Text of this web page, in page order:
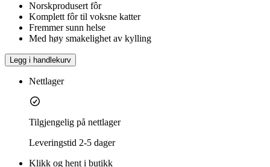
Norskprodusert fôr
Komplett fôr til voksne katter
Fremmer sunn helse
Med høy smakelighet av kylling
Legg i handlekurv
Nettlager
Tilgjengelig på nettlager
Leveringstid 2-5 dager
Klikk og hent i butikk